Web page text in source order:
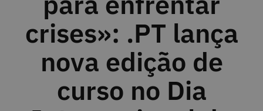
crises»: .PT lança
nova edição de
curso no Dia